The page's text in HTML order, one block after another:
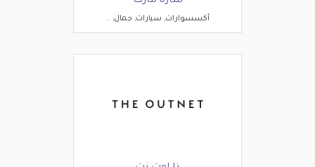
أكسسوارات, سيارات, جمال, ..